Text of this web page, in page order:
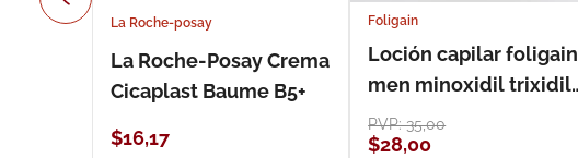
La Roche-posay
La Roche-Posay Crema
Cicaplast Baume B5+
$16,17
Foligain
Loción capilar foligain
men minoxidil trixidil
loción 59 ml
PVP:35,00
$28,00